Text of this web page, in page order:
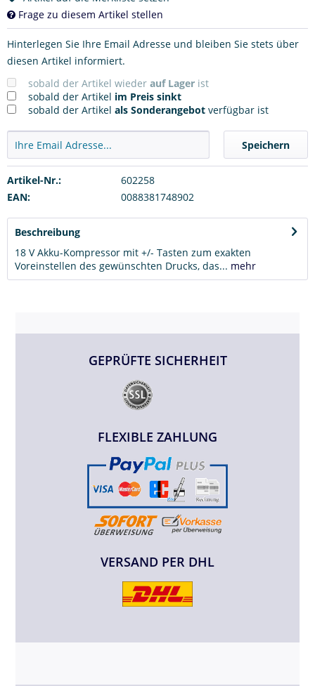
Frage zu diesem Artikel stellen
Hinterlegen Sie Ihre Email Adresse und bleiben Sie stets über
diesen Artikel informiert.
sobald der Artikel wieder auf Lager ist
sobald der Artikel im Preis sinkt
sobald der Artikel als Sonderangebot verfügbar ist
Speichern
Artikel-Nr.:
602258
EAN:
0088381748902
Beschreibung
18 V Akku-Kompressor mit +/- Tasten zum exakten
Voreinstellen des gewünschten Drucks, das... mehr
GEPRÜFTE SICHERHEIT
FLEXIBLE ZAHLUNG
VERSAND PER DHL